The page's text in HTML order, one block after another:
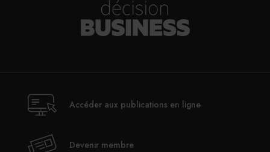
Accéder aux publications en ligne
Devenir membre